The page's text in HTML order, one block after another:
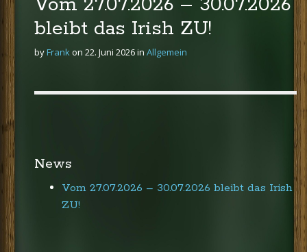
bleibt das Irish ZU!
byFrankon 22. Juni 2026in Allgemein
t
News
Vom 27.07.2026 – 30.07.2026 bleibt das Irish
ZU!